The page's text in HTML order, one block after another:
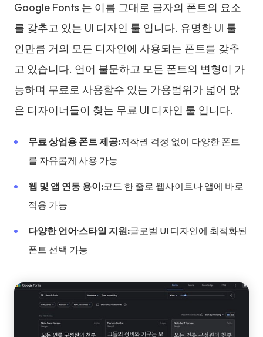
Google Fonts 는 이름 그대로 글자의 폰트의 요소
를 갖추고 있는 UI 디자인 툴 입니다. 유명한 UI 툴
인만큼 거의 모든 디자인에 사용되는 폰트를 갖추
고 있습니다. 언어 불문하고 모든 폰트의 변형이 가
능하며 무료로 사용할수 있는 가용범위가 넓어 많
은 디자이너들이 찾는 무료 UI 디자인 툴 입니다.
무료 상업용 폰트 제공:저작권 걱정 없이 다양한 폰트
를 자유롭게 사용 가능
웹 및 앱 연동 용이:코드 한 줄로 웹사이트나 앱에 바로
적용 가능
다양한 언어·스타일 지원:글로벌 UI 디자인에 최적화된
폰트 선택 가능